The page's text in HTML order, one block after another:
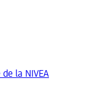
la NIVEA